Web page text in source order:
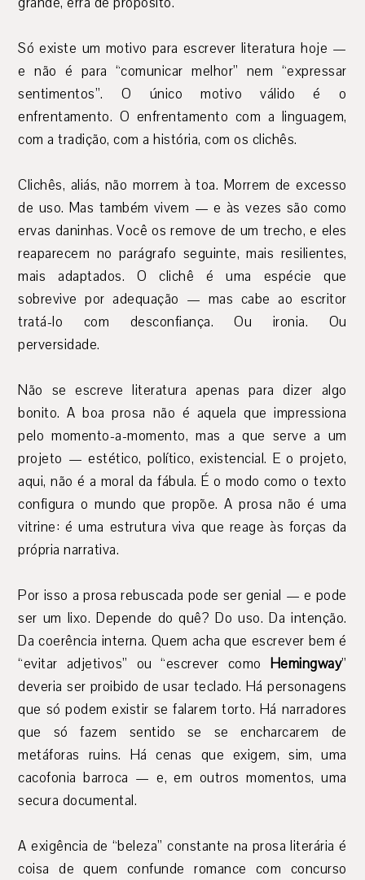
Só existe um motivo para escrever literatura hoje —
e não é para “comunicar melhor” nem “expressar
sentimentos”. O único motivo válido é o
enfrentamento. O enfrentamento com a linguagem,
com a tradição, com a história, com os clichês.
Clichês, aliás, não morrem à toa. Morrem de excesso
de uso. Mas também vivem — e às vezes são como
ervas daninhas. Você os remove de um trecho, e eles
reaparecem no parágrafo seguinte, mais resilientes,
mais adaptados. O clichê é uma espécie que
sobrevive por adequação — mas cabe ao escritor
tratá-lo com desconfiança. Ou ironia. Ou
perversidade.
Não se escreve literatura apenas para dizer algo
bonito. A boa prosa não é aquela que impressiona
pelo momento-a-momento, mas a que serve a um
projeto — estético, político, existencial. E o projeto,
aqui, não é a moral da fábula. É o modo como o texto
configura o mundo que propõe. A prosa não é uma
vitrine: é uma estrutura viva que reage às forças da
própria narrativa.
Por isso a prosa rebuscada pode ser genial — e pode
ser um lixo. Depende do quê? Do uso. Da intenção.
Da coerência interna. Quem acha que escrever bem é
“evitar adjetivos” ou “escrever como Hemingway”
deveria ser proibido de usar teclado. Há personagens
que só podem existir se falarem torto. Há narradores
que só fazem sentido se se encharcarem de
metáforas ruins. Há cenas que exigem, sim, uma
cacofonia barroca — e, em outros momentos, uma
secura documental.
A exigência de “beleza” constante na prosa literária é
coisa de quem confunde romance com concurso